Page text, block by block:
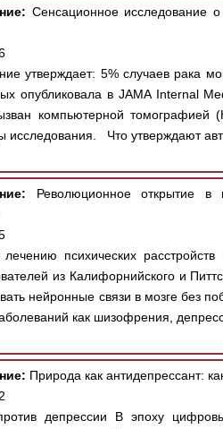
Сенсационное исследование
утверждает: 5% случаев рака
опубликовала в JAMA Internal
компьютерной томографией
исследования. Что утверждают
Революционное открытие в
психических
из Калифорнийского и
нейронные связи в мозге без
как шизофрения,
Природа как антидепрессант:
депрессии В эпоху